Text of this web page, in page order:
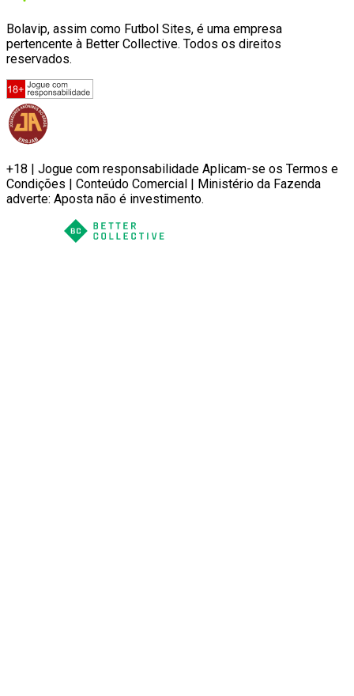
Bolavip, assim como Futbol Sites, é uma empresa
pertencente à Better Collective. Todos os direitos
reservados.
+18 | Jogue com responsabilidade Aplicam-se os Termos e
Condições | Conteúdo Comercial | Ministério da Fazenda
adverte: Aposta não é investimento.